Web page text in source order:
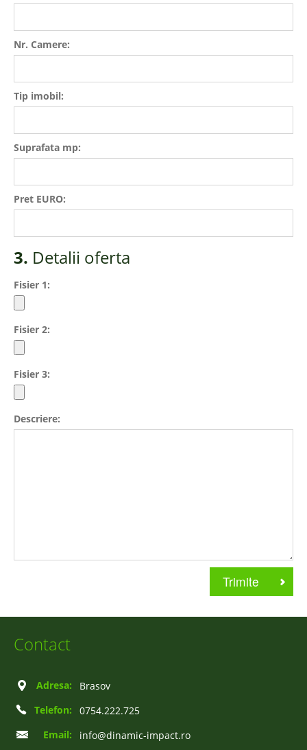
Nr. Camere:
Tip imobil:
Suprafata mp:
Pret EURO:
3. Detalii oferta
Fisier 1:
Fisier 2:
Fisier 3:
Descriere:
Contact
Adresa:
Brasov
Telefon:
0754.222.725
Email:
info@dinamic-impact.ro